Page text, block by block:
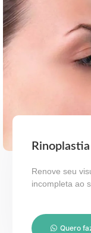
Rinoplastia
Renove seu
incompleta ao
Quero